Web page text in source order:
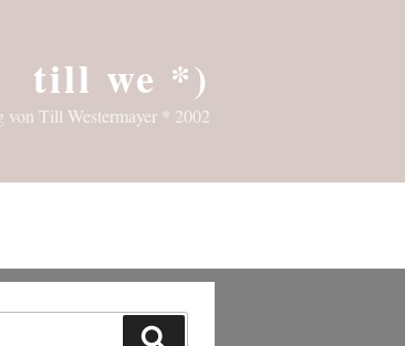
till we *)
von Till Westermayer * 2002